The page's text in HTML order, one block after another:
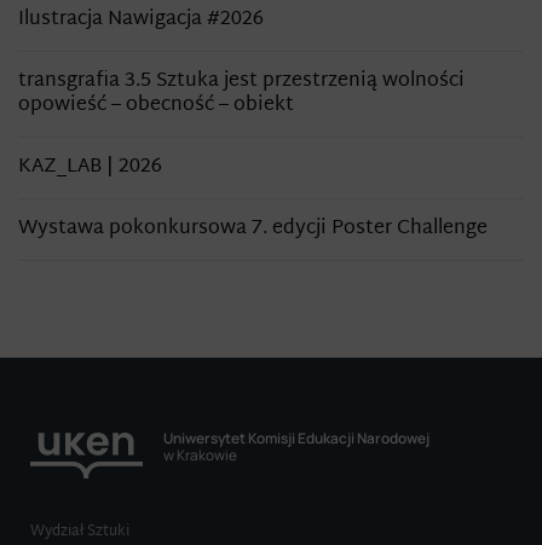
Ilustracja Nawigacja #2026
transgrafia 3.5 Sztuka jest przestrzenią wolności
opowieść – obecność – obiekt
KAZ_LAB | 2026
Wystawa pokonkursowa 7. edycji Poster Challenge
Uniwersytet Komisji Edukacji Narodowej
w Krakowie
Wydział Sztuki